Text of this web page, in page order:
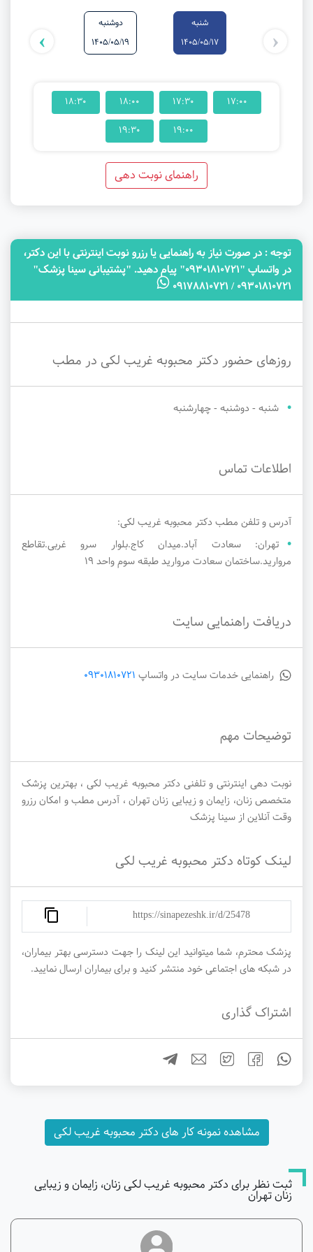
شنبه
1405/05/17
دوشنبه
1405/05/19
1405/05/24
‹
›
17:00
17:30
18:00
18:30
19:00
19:30
راهنمای نوبت دهی
توجه‌ : در صورت نیاز به راهنمایی یا رزرو نوبت اینترنتی با این دکتر،
در واتساپ "09301810721" پیام دهید. "پشتیبانی سینا پزشک"
09301810721 / 09178810721
روزهای حضور دکتر محبوبه غریب لکی در مطب
شنبه - دوشنبه - چهارشنبه
اطلاعات تماس
آدرس و تلفن مطب دکتر محبوبه غریب لکی:
تهران: سعادت آباد.میدان کاج.بلوار سرو غربی.تقاطع
مروارید.ساختمان سعادت مروارید طبقه سوم واحد ۱۹
دریافت راهنمایی سایت
راهنمایی خدمات سایت در واتساپ 09301810721
توضیحات مهم
نوبت دهی اینترنتی و تلفنی دکتر محبوبه غریب لکی ، بهترین پزشک
متخصص زنان، زایمان و زیبایی زنان تهران ، آدرس مطب و امکان رزرو
وقت آنلاین از سینا پزشک
لینک کوتاه دکتر محبوبه غریب لکی
https://sinapezeshk.ir/d/25478
پزشک محترم، شما میتوانید این لینک را جهت دسترسی بهتر بیماران،
در شبکه های اجتماعی خود منتشر کنید و برای بیماران ارسال نمایید.
اشتراک گذاری
مشاهده نمونه کار های دکتر محبوبه غریب لکی
ثبت نظر برای دکتر محبوبه غریب لکی زنان، زایمان و زیبایی
زنان تهران